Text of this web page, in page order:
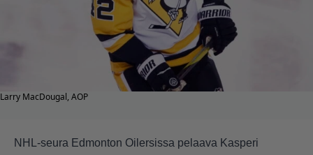
Larry MacDougal, AOP
NHL-seura Edmonton Oilersissa pelaava Kasperi